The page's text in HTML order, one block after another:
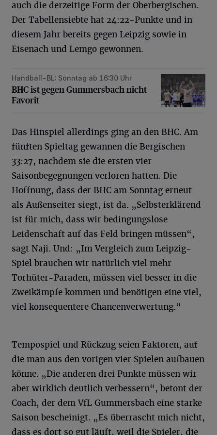
auch die derzeitige Form der Oberbergischen.
Der Tabellensiebte hat 24:22-Punkte und in
diesem Jahr bereits gegen Leipzig sowie in
Eisenach und Lemgo gewonnen.
BHC ist gegen Gummersbach nicht Favorit
Handball-BL: Sonntag ab 16:30 Uhr
BHC ist gegen Gummersbach nicht
Favorit
Das Hinspiel allerdings ging an den BHC. Am
fünften Spieltag gewannen die Bergischen
33:27, nachdem sie die ersten vier
Saisonbegegnungen verloren hatten. Die
Hoffnung, dass der BHC am Sonntag erneut
als Außenseiter siegt, ist da. „Selbsterklärend
ist für mich, dass wir bedingungslose
Leidenschaft auf das Feld bringen müssen“,
sagt Naji. Und: „Im Vergleich zum Leipzig-
Spiel brauchen wir natürlich viel mehr
Torhüter-Paraden, müssen viel besser in die
Zweikämpfe kommen und benötigen eine viel,
viel konsequentere Chancenverwertung.“
Tempospiel und Rückzug seien Faktoren, auf
die man aus den vorigen vier Spielen aufbauen
könne. „Die anderen drei Punkte müssen wir
aber wirklich deutlich verbessern“, betont der
Coach, der dem VfL Gummersbach eine starke
Saison bescheinigt. „Es überrascht mich nicht,
dass es dort so gut läuft, weil die Spieler, die